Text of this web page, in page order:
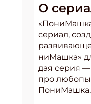
О
се­ри­ал,
ниМаш­ка»
дая се­рия —
про
По­ниМаш­ка,